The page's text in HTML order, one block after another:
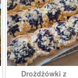
Drożdżówki z